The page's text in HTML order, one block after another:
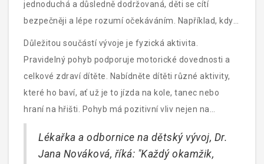
jednoduchá a důsledně dodržovaná, děti se cítí
bezpečněji a lépe rozumí očekáváním. Například, když
dítě ví, že před spaním si musí umýt zuby, stane se to
součástí jeho rutiny.
Důležitou součástí vývoje je fyzická aktivita.
Pravidelný pohyb podporuje motorické dovednosti a
celkové zdraví dítěte. Nabídněte dítěti různé aktivity,
které ho baví, ať už je to jízda na kole, tanec nebo
hraní na hřišti. Pohyb má pozitivní vliv nejen na
tělesné zdraví, ale také na psychické a emoční blaho
dítěte.Lékařka a odbornice na dětský vývoj, Dr.
Jana Nováková, říká: "Každý okamžik,